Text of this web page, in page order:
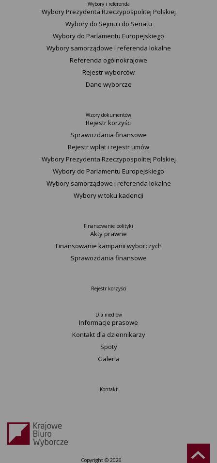
Wybory i referenda
Wybory Prezydenta Rzeczypospolitej Polskiej
Wybory do Sejmu i do Senatu
Wybory do Parlamentu Europejskiego
Wybory samorządowe i referenda lokalne
Referenda ogólnokrajowe
Rejestr wyborców
Dane wyborcze
Wzory dokumentów
Rejestr korzyści
Sprawozdania finansowe
Rejestr wpłat i rejestr umów
Wybory Prezydenta Rzeczypospolitej Polskiej
Wybory do Parlamentu Europejskiego
Wybory samorządowe i referenda lokalne
Wybory w toku kadencji
Finansowanie polityki
Akty prawne
Finansowanie kampanii wyborczych
Sprawozdania finansowe
Rejestr korzyści
Dla mediów
Informacje prasowe
Kontakt dla dziennikarzy
Spoty
Galeria
Kontakt
Copyright © 2026